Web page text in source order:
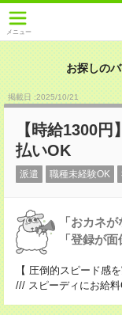
メニュー
お探しの
掲載日 :2025/10/21
【時給1300
払いOK
派遣 職種未経験OK
「おカネ
「登録が
【 圧倒的スピード感を
/// スピーディにお給